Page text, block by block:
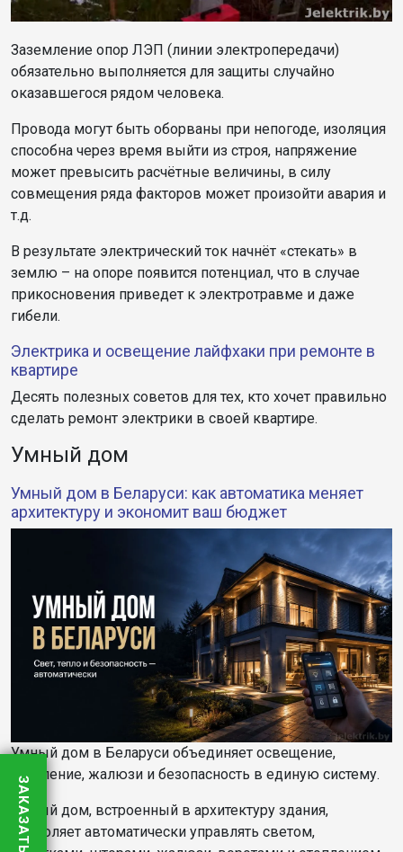
Заземление опор ЛЭП (линии электропередачи)
обязательно выполняется для защиты случайно
оказавшегося рядом человека.
Провода могут быть оборваны при непогоде, изоляция
способна через время выйти из строя, напряжение
может превысить расчётные величины, в силу
совмещения ряда факторов может произойти авария и
т.д.
В результате электрический ток начнёт «стекать» в
землю – на опоре появится потенциал, что в случае
прикосновения приведет к электротравме и даже
гибели.
Электрика и освещение лайфхаки при ремонте в
квартире
Десять полезных советов для тех, кто хочет правильно
сделать ремонт электрики в своей квартире.
Умный дом
Умный дом в Беларуси: как автоматика меняет
архитектуру и экономит ваш бюджет
Умный дом в Беларуси объединяет освещение,
отопление, жалюзи и безопасность в единую систему.
Умный дом, встроенный в архитектуру здания,
позволяет автоматически управлять светом,